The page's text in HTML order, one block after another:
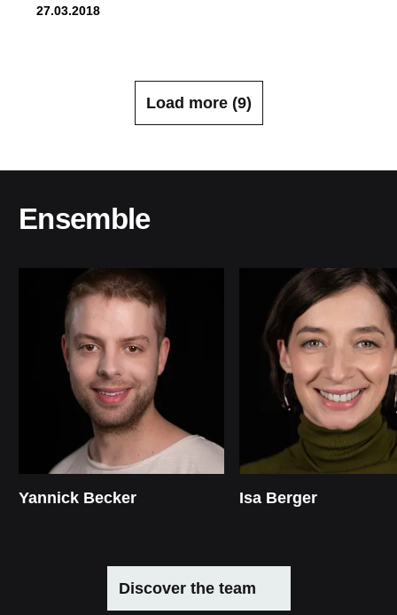
27.03.2018
Load more (9)
Ensemble
Yannick Becker Isa Berger
Discover the team